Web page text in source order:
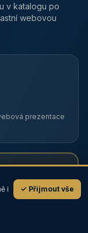
v katalogu po
webovou
prezentace
zlatý odznak a
💬
i
✓ Přijmout vše